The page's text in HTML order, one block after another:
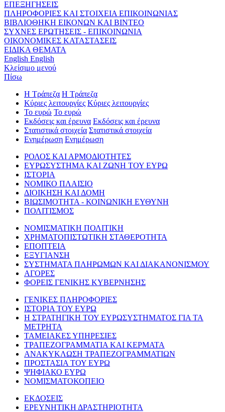
ΕΠΕΞΗΓΗΣΕΙΣ
ΠΛΗΡΟΦΟΡΙΕΣ ΚΑΙ ΣΤΟΙΧΕΙΑ ΕΠΙΚΟΙΝΩΝΙΑΣ
ΒΙΒΛΙΟΘΗΚΗ ΕΙΚΟΝΩΝ ΚΑΙ ΒΙΝΤΕΟ
ΣΥΧΝΕΣ ΕΡΩΤΗΣΕΙΣ - ΕΠΙΚΟΙΝΩΝΙΑ
ΟΙΚΟΝΟΜΙΚΕΣ ΚΑΤΑΣΤΑΣΕΙΣ
ΕΙΔΙΚΑ ΘΕΜΑΤΑ
English English
Κλείσιμο μενού
Πίσω
Η Τράπεζα Η Τράπεζα
Κύριες λειτουργίες Κύριες λειτουργίες
Το ευρώ Το ευρώ
Εκδόσεις και έρευνα Εκδόσεις και έρευνα
Στατιστικά στοιχεία Στατιστικά στοιχεία
Ενημέρωση Ενημέρωση
ΡΟΛΟΣ ΚΑΙ ΑΡΜΟΔΙΟΤΗΤΕΣ
ΕΥΡΩΣΥΣΤΗΜΑ ΚΑΙ ΖΩΝΗ ΤΟΥ ΕΥΡΩ
ΙΣΤΟΡΙΑ
ΝΟΜΙΚΟ ΠΛΑΙΣΙΟ
ΔΙΟΙΚΗΣΗ ΚΑΙ ΔΟΜΗ
ΒΙΩΣΙΜΟΤΗΤΑ - ΚΟΙΝΩΝΙΚΗ ΕΥΘΥΝΗ
ΠΟΛΙΤΙΣΜΟΣ
ΝΟΜΙΣΜΑΤΙΚΗ ΠΟΛΙΤΙΚΗ
ΧΡΗΜΑΤΟΠΙΣΤΩΤΙΚΗ ΣΤΑΘΕΡΟΤΗΤΑ
ΕΠΟΠΤΕΙΑ
ΕΞΥΓΙΑΝΣΗ
ΣΥΣΤΗΜΑΤΑ ΠΛΗΡΩΜΩΝ ΚΑΙ ΔΙΑΚΑΝΟΝΙΣΜΟΥ
ΑΓΟΡΕΣ
ΦΟΡΕΙΣ ΓΕΝΙΚΗΣ ΚΥΒΕΡΝΗΣΗΣ
ΓΕΝΙΚΕΣ ΠΛΗΡΟΦΟΡΙΕΣ
ΙΣΤΟΡΙΑ ΤΟΥ ΕΥΡΩ
Η ΣΤΡΑΤΗΓΙΚΗ ΤΟΥ ΕΥΡΩΣΥΣΤΗΜΑΤΟΣ ΓΙΑ ΤΑ
ΜΕΤΡΗΤΑ
ΤΑΜΕΙΑΚΕΣ ΥΠΗΡΕΣΙΕΣ
ΤΡΑΠΕΖΟΓΡΑΜΜΑΤΙΑ ΚΑΙ ΚΕΡΜΑΤΑ
ΑΝΑΚΥΚΛΩΣΗ ΤΡΑΠΕΖΟΓΡΑΜΜΑΤΙΩΝ
ΠΡΟΣΤΑΣΙΑ ΤΟΥ ΕΥΡΩ
ΨΗΦΙΑΚΟ ΕΥΡΩ
ΝΟΜΙΣΜΑΤΟΚΟΠΕΙΟ
ΕΚΔΟΣΕΙΣ
ΕΡΕΥΝΗΤΙΚΗ ΔΡΑΣΤΗΡΙΟΤΗΤΑ